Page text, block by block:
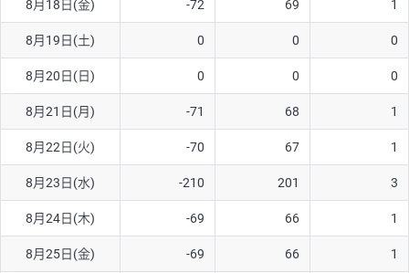
ソ/円は10万通貨単位。
8月18日(金) -72 69 1
8月19日(土) 0 0 0
8月20日(日) 0 0 0
8月21日(月) -71 68 1
8月22日(火) -70 67 1
8月23日(水) -210 201 3
8月24日(木) -69 66 1
8月25日(金) -69 66 1